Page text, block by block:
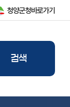
청양군청바로가기
검색하기